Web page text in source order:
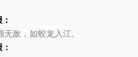
敌，如蛟龙入江。